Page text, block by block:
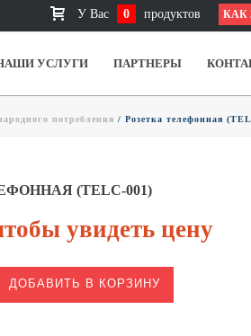
У Вас 0 продуктов КАК
УСЛУГИ ПАРТНЕРЫ
потребления / Розетка телефонная
(TELC-001)
увидеть цену
ДОБАВИТЬ В КОРЗИНУ